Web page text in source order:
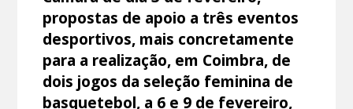
propostas de apoio a três eventos
desportivos, mais concretamente
para a realização, em Coimbra, de
dois jogos da seleção feminina de
basquetebol, a 6 e 9 de fevereiro,